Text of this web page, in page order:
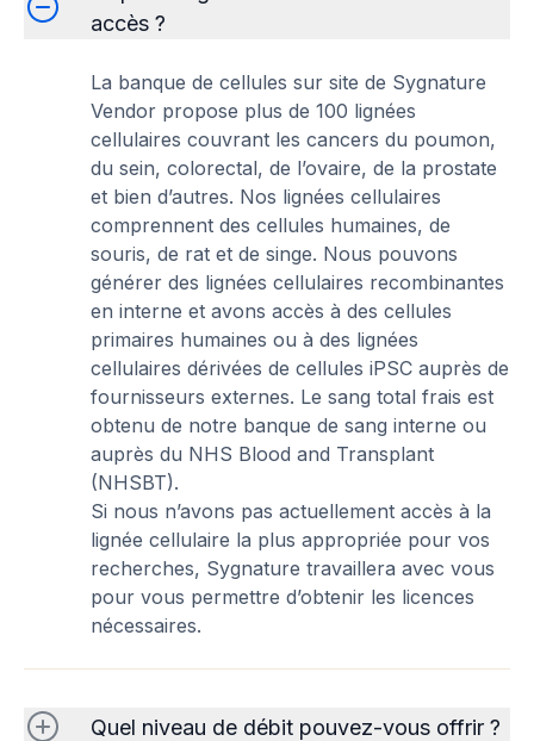
accès ?
La banque de cellules sur site de Sygnature
Vendor propose plus de 100 lignées
cellulaires couvrant les cancers du poumon,
du sein, colorectal, de l’ovaire, de la prostate
et bien d’autres. Nos lignées cellulaires
comprennent des cellules humaines, de
souris, de rat et de singe. Nous pouvons
générer des lignées cellulaires recombinantes
en interne et avons accès à des cellules
primaires humaines ou à des lignées
cellulaires dérivées de cellules iPSC auprès de
fournisseurs externes. Le sang total frais est
obtenu de notre banque de sang interne ou
auprès du NHS Blood and Transplant
(NHSBT).
Si nous n’avons pas actuellement accès à la
lignée cellulaire la plus appropriée pour vos
recherches, Sygnature travaillera avec vous
pour vous permettre d’obtenir les licences
nécessaires.
Quel niveau de débit pouvez-vous offrir ?